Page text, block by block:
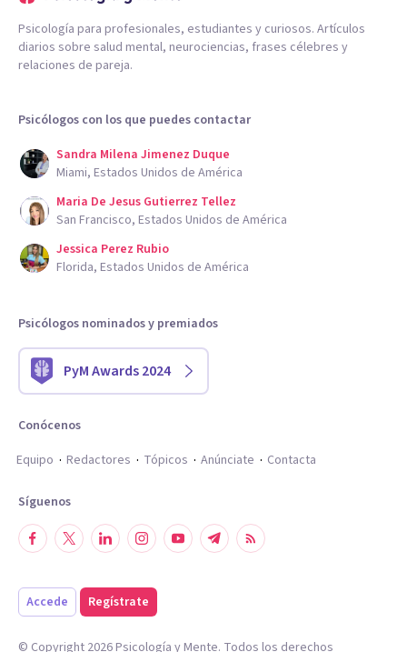
Psicología para profesionales, estudiantes y curiosos. Artículos
diarios sobre salud mental, neurociencias, frases célebres y
relaciones de pareja.
Psicólogos con los que puedes contactar
Sandra Milena Jimenez Duque
Miami, Estados Unidos de América
Maria De Jesus Gutierrez Tellez
San Francisco, Estados Unidos de América
Jessica Perez Rubio
Florida, Estados Unidos de América
Psicólogos nominados y premiados
PyM Awards 2024
Conócenos
Equipo
Redactores Tópicos Anúnciate Contacta
Síguenos
Accede Regístrate
© Copyright 2026Psicología y Mente. Todos los derechos